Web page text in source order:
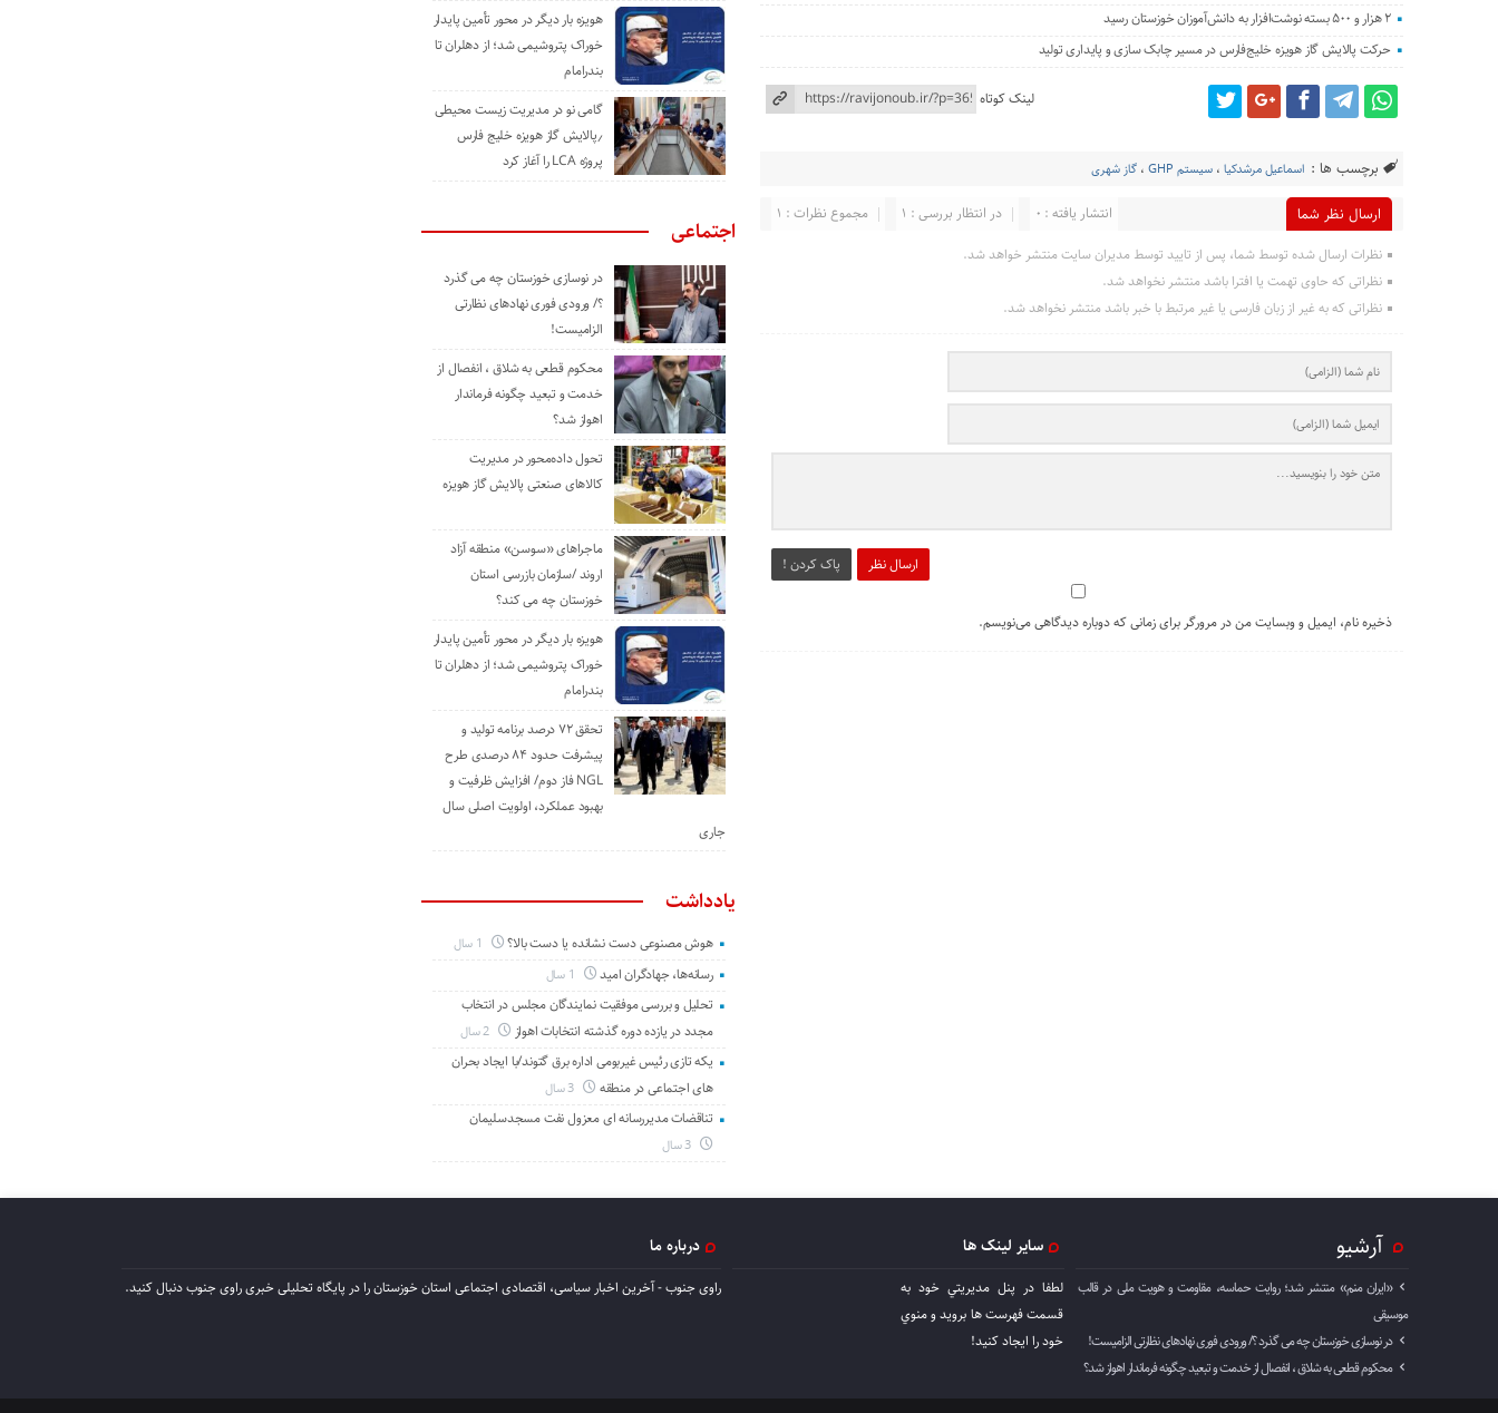
۲ هزار و ۵۰۰ بسته نوشت‌افزار به دانش‌آموزان خوزستان رسید
حرکت پالایش گاز هویزه خلیج‌فارس در مسیر چابک سازی و پایداری تولید
لینک کوتاه
برچسب ها : اسماعیل مرشدکیا ،سیستم GHP ،گاز شهری
ارسال نظر شما مجموع نظرات : 1 در انتظار بررسی : 1 انتشار یافته : 0
نظرات ارسال شده توسط شما، پس از تایید توسط مدیران سایت منتشر خواهد شد.
نظراتی که حاوی تهمت یا افترا باشد منتشر نخواهد شد.
نظراتی که به غیر از زبان فارسی یا غیر مرتبط با خبر باشد منتشر نخواهد شد.
ارسال نظر پاک کردن !
ذخیره نام، ایمیل و وبسایت من در مرورگر برای زمانی که دوباره دیدگاهی می‌نویسم.
هویزه بار دیگر در محور تأمین پایدار
خوراک پتروشیمی شد؛ از دهلران تا
بندرامام
گامی نو در مدیریت زیست ‌محیطی
٫پالایش گاز هویزه خلیج ‌فارس
پروژه LCA را آغاز کرد
اجتماعی
در نوسازی خوزستان چه می گذرد
؟/ ورودی فوری نهادهای نظارتی
الزامیست!
محکوم قطعی به شلاق ، انفصال از
خدمت و تبعید چگونه فرماندار
اهواز شد؟
تحول داده‌محور در مدیریت
کالاهای صنعتی پالایش گاز هویزه
ماجراهای «سوسن» منطقه آزاد
اروند /سازمان بازرسی استان
خوزستان چه می کند؟
هویزه بار دیگر در محور تأمین پایدار
خوراک پتروشیمی شد؛ از دهلران تا
بندرامام
تحقق ۷۲ درصد برنامه تولید و
پیشرفت حدود ۸۴ درصدی طرح
NGL فاز دوم/ افزایش ظرفیت و
بهبود عملکرد، اولویت اصلی سال
جاری
یادداشت
هوش مصنوعی دست نشانده یا دست بالا؟
رسانه‌ها، جهادگران امید
تحلیل و بررسی موفقیت نمایندگان مجلس در انتخاب
مجدد در یازده دوره گذشته انتخابات اهواز
یکه تازی رئیس غیربومی اداره برق گتوند/با ایجاد بحران
های اجتماعی در منطقه
تناقضات مدیررسانه ای معزول نفت مسجدسلیمان
آرشیو
«ایران منم» منتشر شد؛ روایت حماسه، مقاومت و هویت ملی در قالب
موسیقی
در نوسازی خوزستان چه می گذرد ؟/ ورودی فوری نهادهای نظارتی الزامیست!
محکوم قطعی به شلاق ، انفصال از خدمت و تبعید چگونه فرماندار اهواز شد؟
سایر لینک ها
لطفا در پنل مديريتي خود به
قسمت فهرست ها برويد و منوي
خود را ايجاد كنيد!
درباره ما
راوی جنوب - آخرین اخبار سیاسی، اقتصادی اجتماعی استان خوزستان را در پایگاه تحلیلی خبری راوی جنوب دنبال کنید.